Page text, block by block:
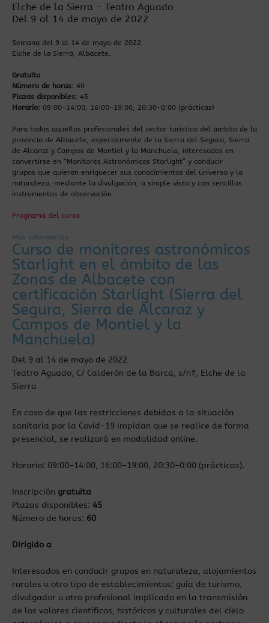
Elche de la Sierra - Teatro Aguado
Del 9 al 14 de mayo de 2022
Semana del 9 al 14 de mayo de 2022.
Elche de la Sierra, Albacete.
Gratuito
Número de horas: 60
Plazas disponibles: 45
Horario: 09:00–14:00, 16:00–19:00, 20:30–0:00 (prácticas)
Para todos aquellos profesionales del sector turístico del ámbito de la
provincia de Albacete, especialmente de la Sierra del Segura, Sierra
de Alcaraz y Campos de Montiel y la Manchuela, interesados en
convertirse en “Monitores Astronómicos Starlight” y conducir
grupos que quieran enriquecer sus conocimientos del universo y la
naturaleza, mediante la divulgación, a simple vista y con sencillos
instrumentos de observación.
Programa del curso
Más información
Curso de monitores astronómicos
Starlight en el ámbito de las
Zonas de Albacete con
certificación Starlight (Sierra del
Segura, Sierra de Alcaraz y
Campos de Montiel y la
Manchuela)
Del 9 al 14 de mayo de 2022
Teatro Aguado, C/ Calderón de la Barca, s/nº, Elche de la
Sierra
En caso de que las restricciones debidas a la situación
sanitaria por la Covid-19 impidan que se realice de forma
presencial, se realizará en modalidad online.
Horario: 09:00–14:00, 16:00–19:00, 20:30–0:00 (prácticas).
Inscripción gratuita
Plazas disponibles: 45
Número de horas: 60
Dirigido a
Interesados en conducir grupos en naturaleza, alojamientos
rurales u otro tipo de establecimientos; guía de turismo,
divulgador u otro profesional implicado en la transmisión
de los valores científicos, históricos y culturales del cielo